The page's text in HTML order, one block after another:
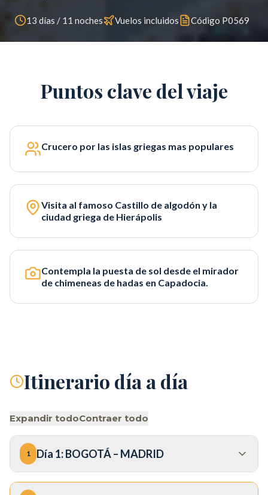
13 días / 11 noches Vuelos incluidos Código P0569
Puntos clave del viaje
Crucero por las islas griegas mas populares
Visita al famoso Castillo de algodón y la
ciudad griega de Hierápolis
Contempla la puesta de sol desde el mirador
de chimeneas de hadas en Capadocia.
Itinerario día a día
Expandir todoContraer todo
1 Día 1:BOGOTÁ – MADRID